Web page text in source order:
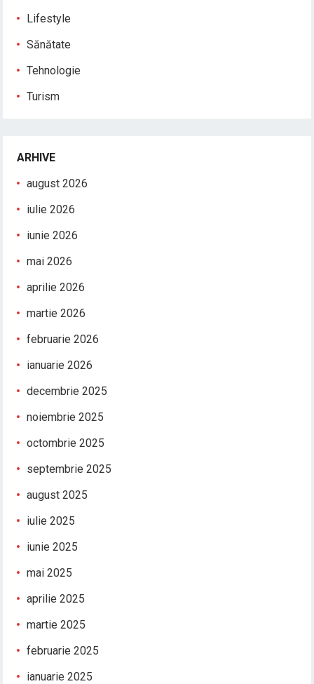
Lifestyle
Sănătate
Tehnologie
Turism
ARHIVE
august 2026
iulie 2026
iunie 2026
mai 2026
aprilie 2026
martie 2026
februarie 2026
ianuarie 2026
decembrie 2025
noiembrie 2025
octombrie 2025
septembrie 2025
august 2025
iulie 2025
iunie 2025
mai 2025
aprilie 2025
martie 2025
februarie 2025
ianuarie 2025